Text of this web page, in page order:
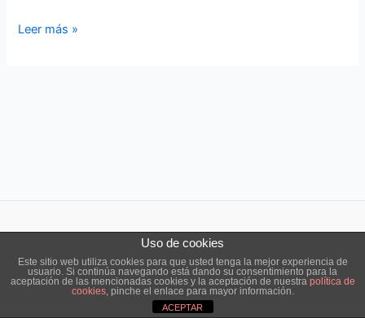
Leer más »
Uso de cookies
Este sitio web utiliza cookies para que usted tenga la mejor experiencia de
usuario. Si continúa navegando está dando su consentimiento para la
aceptación de las mencionadas cookies y la aceptación de nuestra política de
cookies, pinche el enlace para mayor información.
ACEPTAR